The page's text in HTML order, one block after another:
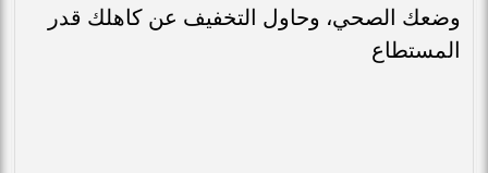
وضعك الصحي، وحاول التخفيف عن كاهلك قدر
المستطاع